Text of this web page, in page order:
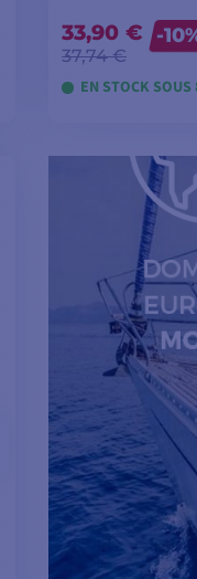
33,90 €
37,74 €
-
EN STOCK
VOIR